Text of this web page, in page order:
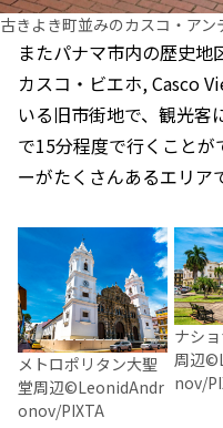
古きよき町並みのカスコ・アン
またパナマ市内の歴史地
カスコ・ビエホ, Casco
いる旧市街地で、観光客
で15分程度で行くこと
ーがたくさんあるエリア
メトロポリタン大聖
堂周辺©LeonidAndr
onov/PIXTA
ナシ
周辺
nov/